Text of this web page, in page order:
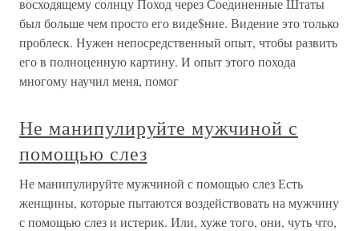
восходящему солнцу Поход через Соединенные Штаты
был больше чем просто его виде$ние. Видение это только
проблеск. Нужен непосредственный опыт, чтобы развить
его в полноценную картину. И опыт этого похода
многому научил меня, помог
Не манипулируйте мужчиной с
помощью слез
Не манипулируйте мужчиной с помощью слез Есть
женщины, которые пытаются воздействовать на мужчину
с помощью слез и истерик. Или, хуже того, они, чуть что,